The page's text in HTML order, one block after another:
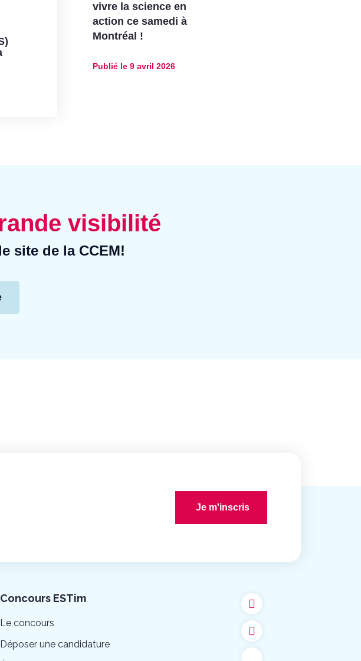
vivre la science en
action ce samedi à
Montréal !
Publié le9 avril 2026
visibilité
site de la CCEM!
Je m'inscris
Concours ESTim
Le concours
Déposer une candidature